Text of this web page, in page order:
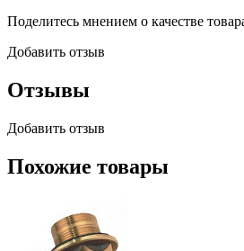
Поделитесь мнением о качестве
Добавить отзыв
Отзывы
Добавить отзыв
Похожие товары